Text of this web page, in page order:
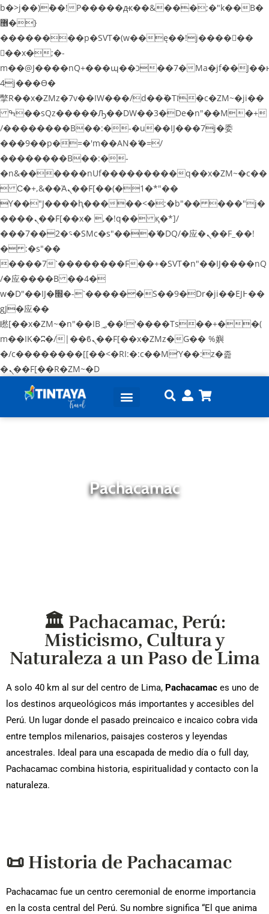
b�>j��)΄��!P�����ԫ��&���;�"k��B�
޶�}
��������p�SVT�(w��ę��!j������
��x�;�-
m��@J����nQ+���պ��כ��7�Ma�jf��J��ͱ
4j���Ѳ�
撆R��x�ZMz�7v��IW���/d��ٞ�Тז�c�ZM~�ji��
ߒ��sQz�����Ԡ��DW��3�De�n"��M�+
/��������B��:�-�u��IJ���7j�委
���9��p�=�'m��AN�ޭ�=/
��������B��:�-
�n&������nUf���������q��x�ZM~�c��
 Ϲ�+,&��Ὰܢ��F[��(�1�*"��
ϒ��"J����ԧ�����<�;�b"�� ���"j�
����ܢ��F[��x� ,�!q�� қ�*]/
���؝�2��7�SMc�s"���ޭ�DQ/�应�ܢ��F_��!
� :�s"��
����7`��������F��+�SVT�n"��IJ����nQ
/�应����B ��4�
w�D"��IJ�׭�-`������S��9�Dr�ji��EJ߅��
gJ�应��
矁[��x�ZM~�n"��IB؃��!'����Тѕ��+��(
m��IK�ʭ�/|��ϐܢ��F[��x�ZMz�G�� %嬩
�/c��������[[��<�RI:�:c��MΎ��:z�졾
�ܢ��F[��R�ZM~�D
Pachacamac
🏛️ Pachacamac, Perú:
Misticismo, Cultura y
Naturaleza a un Paso de Lima
A solo 40 km al sur del centro de Lima, Pachacamac es uno de
los destinos arqueológicos más importantes y accesibles del
Perú. Un lugar donde el pasado preincaico e incaico cobra vida
entre templos milenarios, paisajes costeros y leyendas
ancestrales. Ideal para una escapada de medio día o full day,
Pachacamac combina historia, espiritualidad y contacto con la
naturaleza.
📜 Historia de Pachacamac
Pachacamac fue un centro ceremonial de enorme importancia
en la costa central del Perú. Su nombre significa “El que anima